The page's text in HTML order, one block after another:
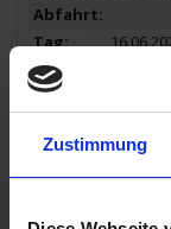
Zustimmung
Ausflug: Marseille
Ausflug: Die
Ausflug: Nîmes -